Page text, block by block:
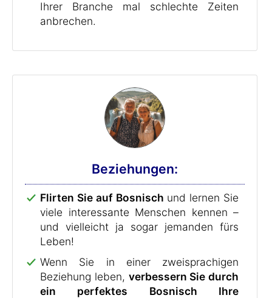
Ihrer Branche mal schlechte Zeiten
anbrechen.
Beziehungen:
Flirten Sie auf Bosnisch und lernen Sie
viele interessante Menschen kennen –
und vielleicht ja sogar jemanden fürs
Leben!
Wenn Sie in einer zweisprachigen
Beziehung leben, verbessern Sie durch
ein perfektes Bosnisch Ihre